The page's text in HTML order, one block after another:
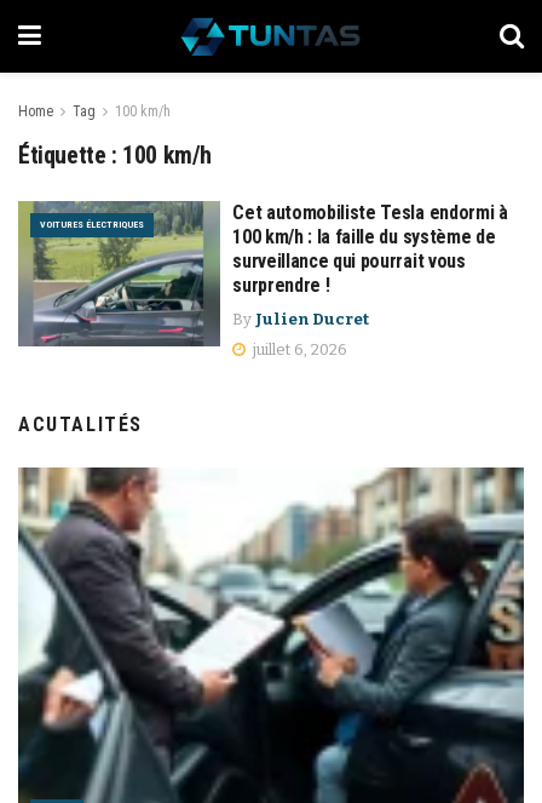
Home Tag 100 km/h
Étiquette : 100 km/h
VOITURES ÉLECTRIQUES
Cet automobiliste Tesla endormi à
100 km/h : la faille du système de
surveillance qui pourrait vous
surprendre !
By Julien Ducret
juillet 6, 2026
ACUTALITÉS